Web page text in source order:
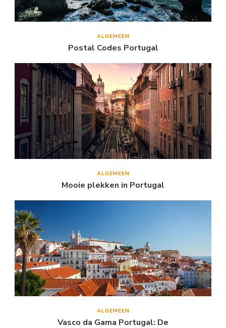
ALGEMEEN
Postal Codes Portugal
ALGEMEEN
Mooie plekken in Portugal
ALGEMEEN
Vasco da Gama Portugal: De